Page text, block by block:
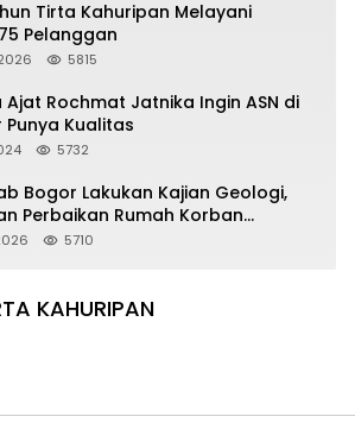
Tirta Kahuripan Melayani
Pelanggan
5815
Ajat Rochmat Jatnika Ingin ASN di
Punya Kualitas
5732
Bogor Lakukan Kajian Geologi,
Perbaikan Rumah Korban
Tanah
5710
KAHURIPAN